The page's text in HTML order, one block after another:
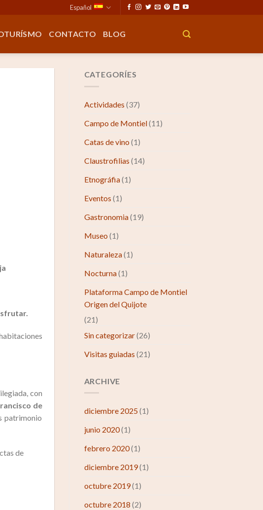
Español
CONTACTO BLOG
con
de
patrimonio
de
CATEGORÍES
Actividades (37)
Campo de Montiel(11)
Catas de vino (1)
Claustrofilias (14)
Etnográfia(1)
Eventos (1)
Gastronomia(19)
Museo (1)
Naturaleza(1)
Nocturna(1)
Plataforma Campo de Montiel
Origen del Quijote
(21)
Sin categorizar(26)
Visitas guiadas (21)
ARCHIVE
diciembre 2025(1)
junio 2020(1)
febrero 2020(1)
diciembre 2019(1)
octubre 2019(1)
octubre 2018 (2)